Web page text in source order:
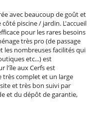
avec beaucoup de goût et
piscine / jardin. L'accueil
pour les rares besoins
très pro (de passage
les nombreuses facilités qui
etc...) est
l'île aux Cerfs est
très complet et un large
et très bon suivi par
et du dépôt de garantie,